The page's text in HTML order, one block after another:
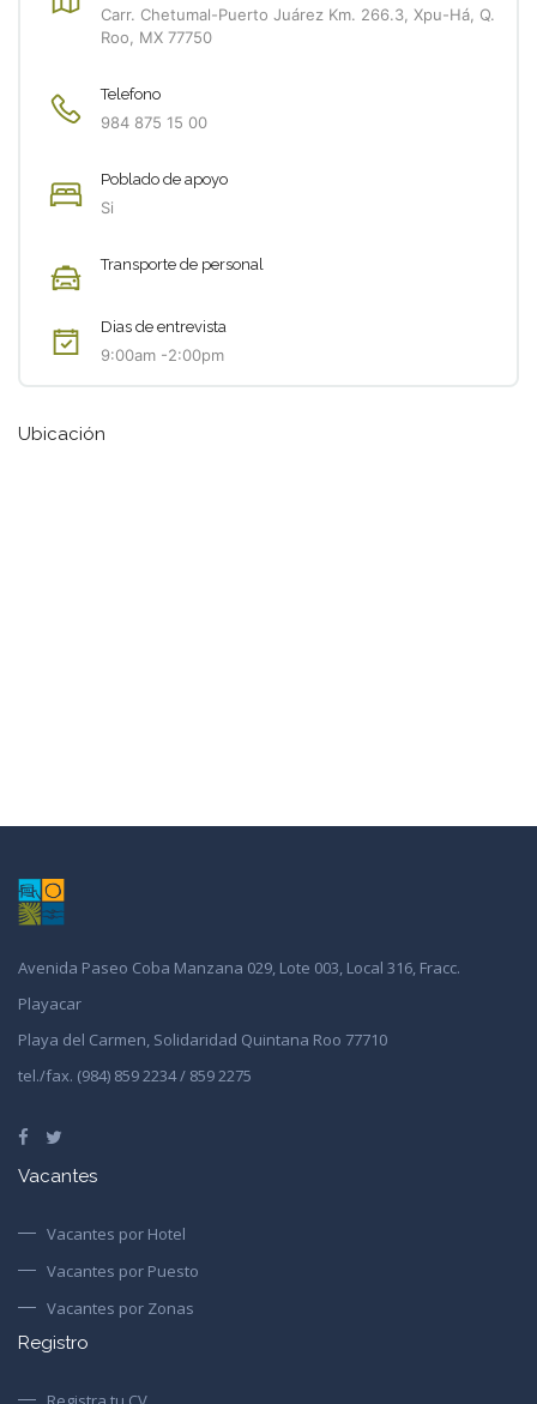
Carr. Chetumal-Puerto Juárez Km. 266.3, Xpu-Há, Q.
Roo, MX 77750
Telefono
984 875 15 00
Poblado de apoyo
Si
Transporte de personal
Dias de entrevista
9:00am -2:00pm
Ubicación
Avenida Paseo Coba Manzana 029, Lote 003, Local 316, Fracc.
Playacar
Playa del Carmen, Solidaridad Quintana Roo 77710
tel./fax. (984) 859 2234 / 859 2275
Vacantes
Vacantes por Hotel
Vacantes por Puesto
Vacantes por Zonas
Registro